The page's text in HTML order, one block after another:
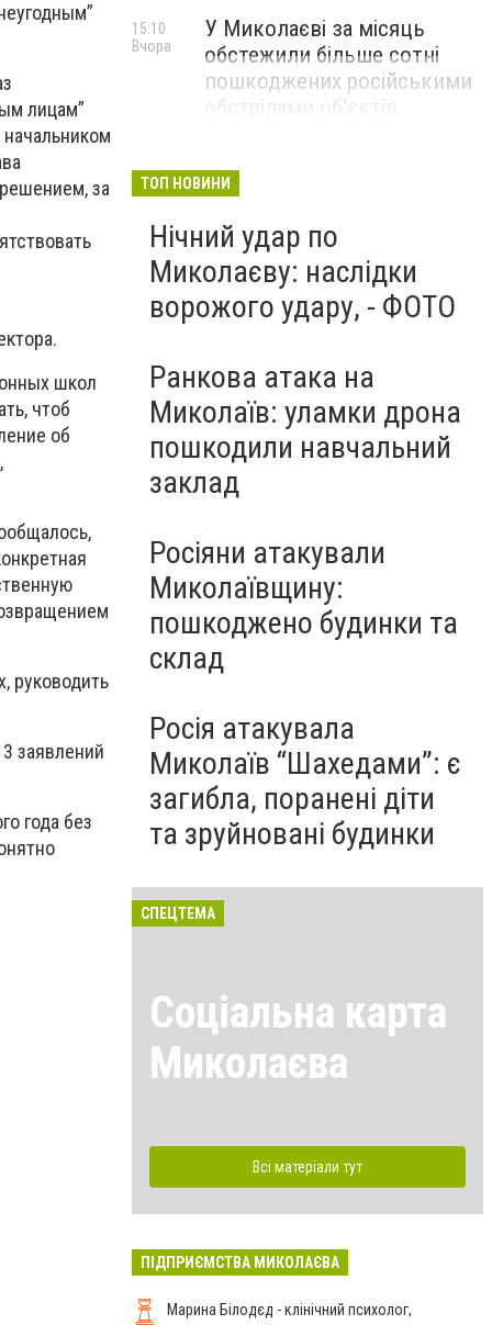
лицам”
за
школ
чтоб
об
руководить
заявлений
года без
У Миколаєві за місяць
обстежили більше сотні
пошкоджених російськими
обстрілами об'єктів
15:10
Вчора
ТОП НОВИНИ
Нічний удар по
Миколаєву: наслідки
ворожого удару, - ФОТО
Ранкова атака на
Миколаїв: уламки дрона
пошкодили навчальний
заклад
Росіяни атакували
Миколаївщину:
пошкоджено будинки та
склад
Росія атакувала
Миколаїв “Шахедами”: є
загибла, поранені діти
та зруйновані будинки
СПЕЦТЕМА
Соціальна карта
Миколаєва
Всі матеріали тут
ПІДПРИЄМСТВА МИКОЛАЄВА
Марина Білодєд - клінічний психолог,